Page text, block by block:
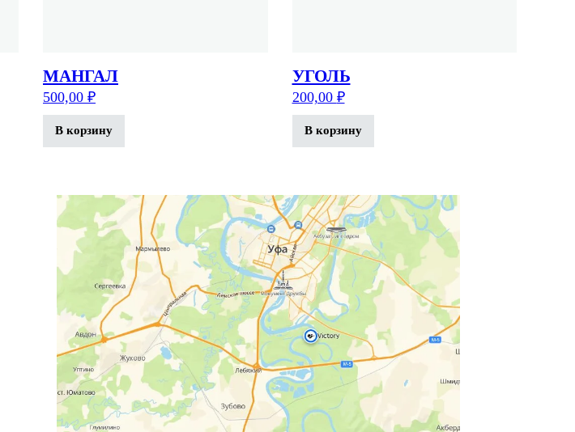
МАНГАЛ
500,00 ₽
В корзину
УГОЛЬ
200,00 ₽
В корзину